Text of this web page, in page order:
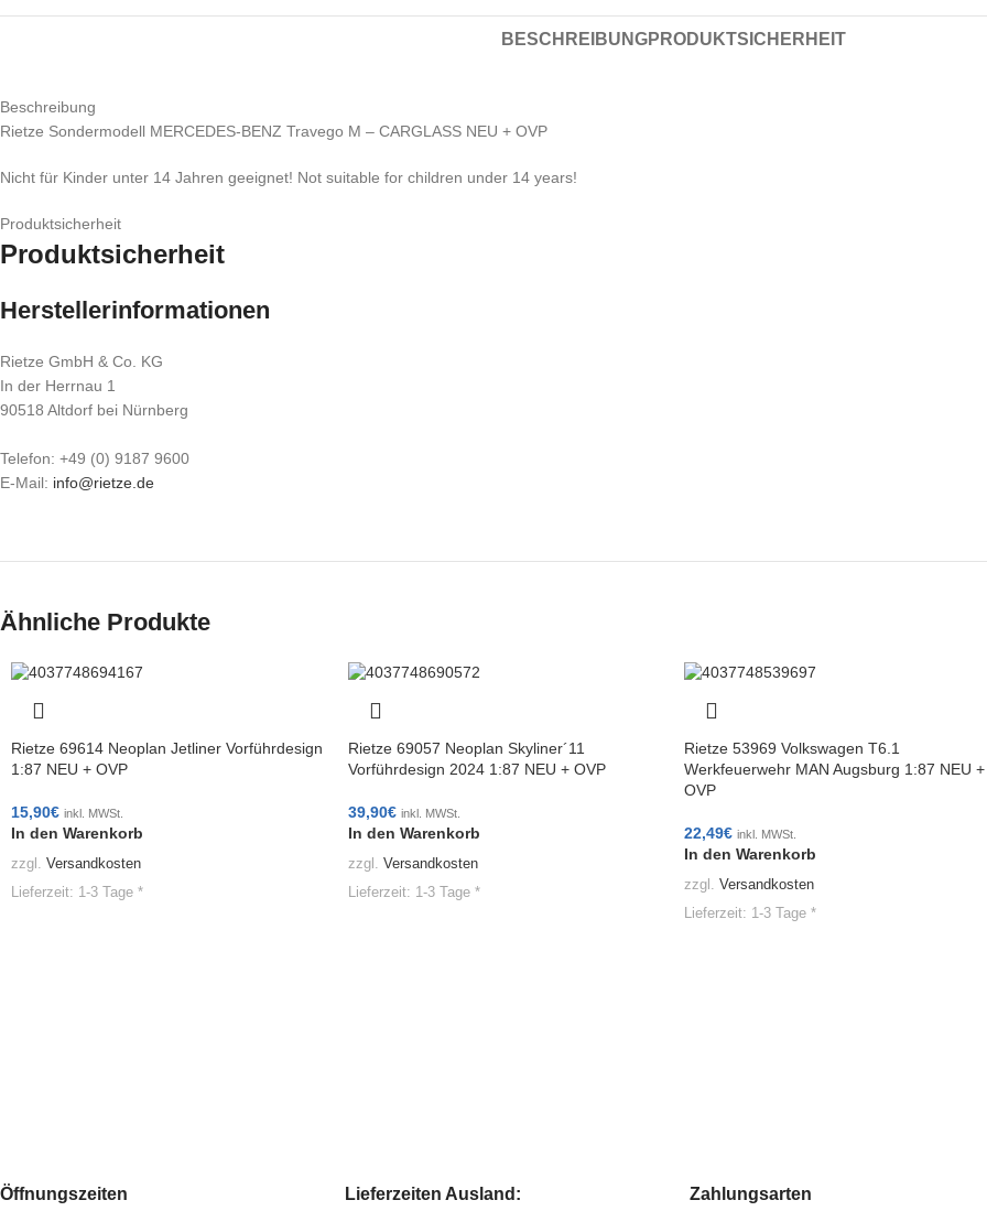
BESCHREIBUNGPRODUKTSICHERHEIT
Beschreibung
Rietze Sondermodell MERCEDES-BENZ Travego M – CARGLASS NEU + OVP
Nicht für Kinder unter 14 Jahren geeignet! Not suitable for children under 14 years!
Produktsicherheit
Produktsicherheit
Herstellerinformationen
Rietze GmbH & Co. KG
In der Herrnau 1
90518 Altdorf bei Nürnberg
Telefon: +49 (0) 9187 9600
E-Mail: info@rietze.de
Ähnliche Produkte
Rietze 69614 Neoplan Jetliner Vorführdesign
1:87 NEU + OVP
15,90€ inkl. MWSt.
In den Warenkorb
zzgl. Versandkosten
Lieferzeit: 1-3 Tage *
Rietze 69057 Neoplan Skyliner´11
Vorführdesign 2024 1:87 NEU + OVP
39,90€ inkl. MWSt.
In den Warenkorb
zzgl. Versandkosten
Lieferzeit: 1-3 Tage *
Rietze 53969 Volkswagen T6.1
Werkfeuerwehr MAN Augsburg 1:87 NEU +
OVP
22,49€ inkl. MWSt.
In den Warenkorb
zzgl. Versandkosten
Lieferzeit: 1-3 Tage *
Öffnungszeiten Lieferzeiten Ausland: Zahlungsarten